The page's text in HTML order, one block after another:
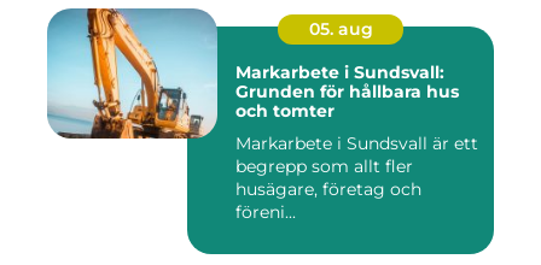
05. aug
Markarbete i Sundsvall:
Grunden för hållbara hus
och tomter
Markarbete i Sundsvall är ett
begrepp som allt fler
husägare, företag och
föreni...